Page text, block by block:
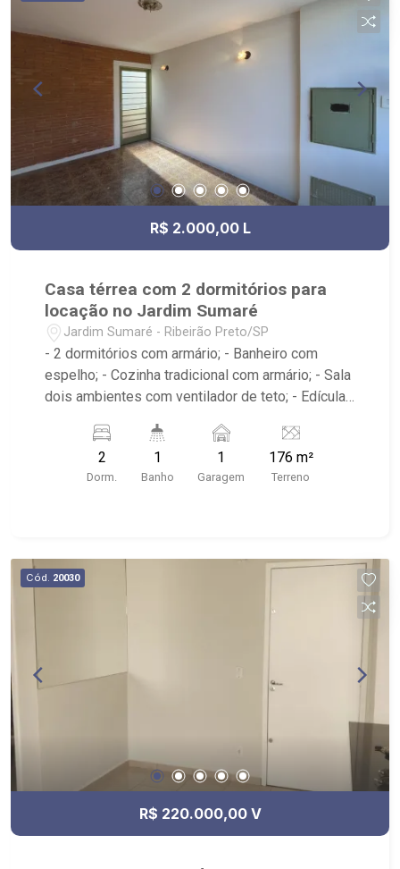
R$ 2.000,00 L
Casa térrea com 2 dormitórios para
locação no Jardim Sumaré
Jardim Sumaré - Ribeirão Preto/SP
- 2 dormitórios com armário; - Banheiro com
espelho; - Cozinha tradicional com armário; - Sala
dois ambientes com ventilador de teto; - Edícula;
cimentado; - Próximo a avenida Itatiaia, Anshin
Sushi Bar, Droga Raia, Invictus RP, Bar O
Português
2
Dorm.
1
Banho
1
Garagem
176 m²
Terreno
Cód. 20030
R$ 220.000,00 V